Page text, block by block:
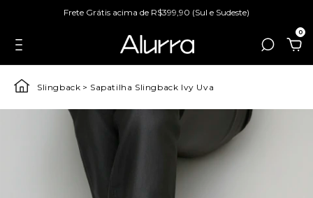
Frete Grátis acima de R$399,90 (Sul e Sudeste)
0
Slingback > Sapatilha Slingback Ivy Uva